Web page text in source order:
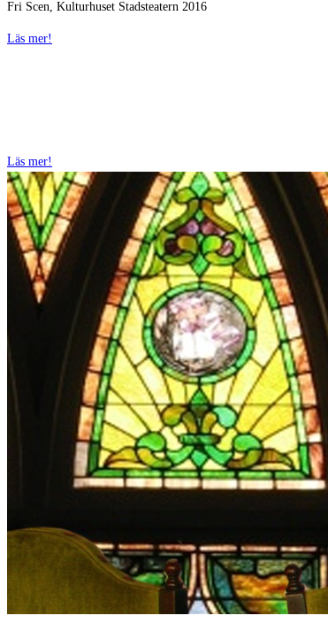
Fri Scen, Kulturhuset Stadsteatern 2016
Läs mer!
Läs mer!